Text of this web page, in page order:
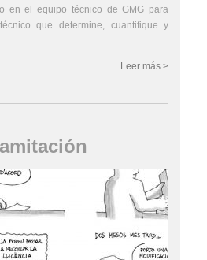
en el equipo técnico de GMG para
que determine, cuantifique y
Leer más >